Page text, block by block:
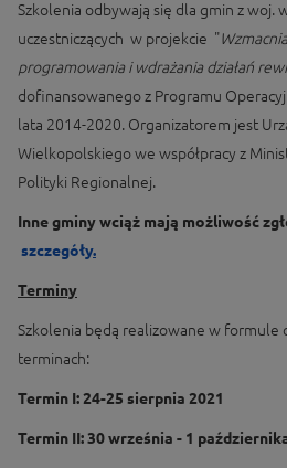
Szkolenia odbywają się dla gmin z woj.
uczestniczących w projekcie "
programowania i wdrażania działań
dofinansowanego z Programu
lata 2014-2020. Organizatorem jest
Wielkopolskiego we współpracy z
Polityki Regionalnej.
Inne gminy wciąż mają możliwość
szczegóły.
Terminy
Szkolenia będą realizowane w formule
terminach:
Termin I: 24-25 sierpnia 2021
Termin II: 30 września - 1